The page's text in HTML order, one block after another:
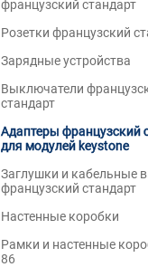
французский стандарт
Розетки французский
Зарядные устройства
Выключатели
стандарт
Адаптеры французский
для модулей keystone
Заглушки и кабельные
французский стандарт
Настенные коробки
Рамки и настенные
86